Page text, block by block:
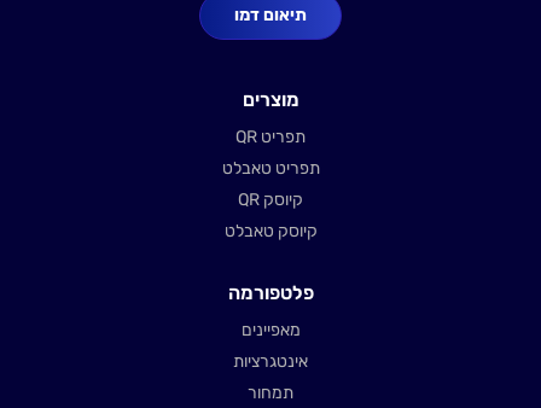
תיאום דמו
מוצרים
תפריט QR
תפריט טאבלט
קיוסק QR
קיוסק טאבלט
פלטפורמה
מאפיינים
אינטגרציות
תמחור